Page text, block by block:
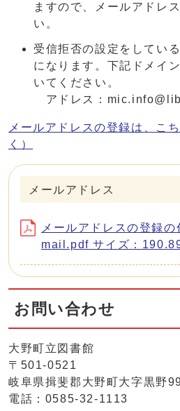
ますので、メールアドレ
い。
受信拒否の設定をしてい
になります。下記ドメイ
いてください。
アドレス：
メールアドレスの登録は、こち
く）
メールアドレス
メールアドレスの登録の
mail.pdf サイズ：
お問い合わせ
大野町立図書館
〒501-0521
岐阜県揖斐郡大野町大字黒野
電話：0585-32-1113